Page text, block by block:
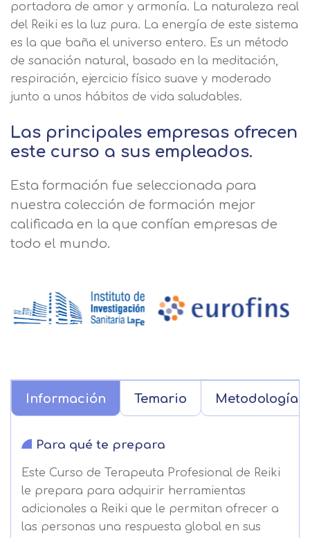
portadora de amor y armonía. La naturaleza real
del Reiki es la luz pura. La energía de este sistema
es la que baña el universo entero. Es un método
de sanación natural, basado en la meditación,
respiración, ejercicio físico suave y moderado
junto a unos hábitos de vida saludables.
Las principales empresas ofrecen
este curso a sus empleados.
Esta formación fue seleccionada para
nuestra colección de formación mejor
calificada en la que confían empresas de
todo el mundo.
Información Temario Metodología
Para qué te prepara
Este Curso de Terapeuta Profesional de Reiki
le prepara para adquirir herramientas
adicionales a Reiki que le permitan ofrecer a
las personas una respuesta global en sus